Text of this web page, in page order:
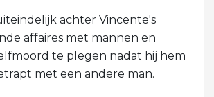
achter Vincente's
affaires met mannen en
te plegen nadat hij hem
met een andere man.